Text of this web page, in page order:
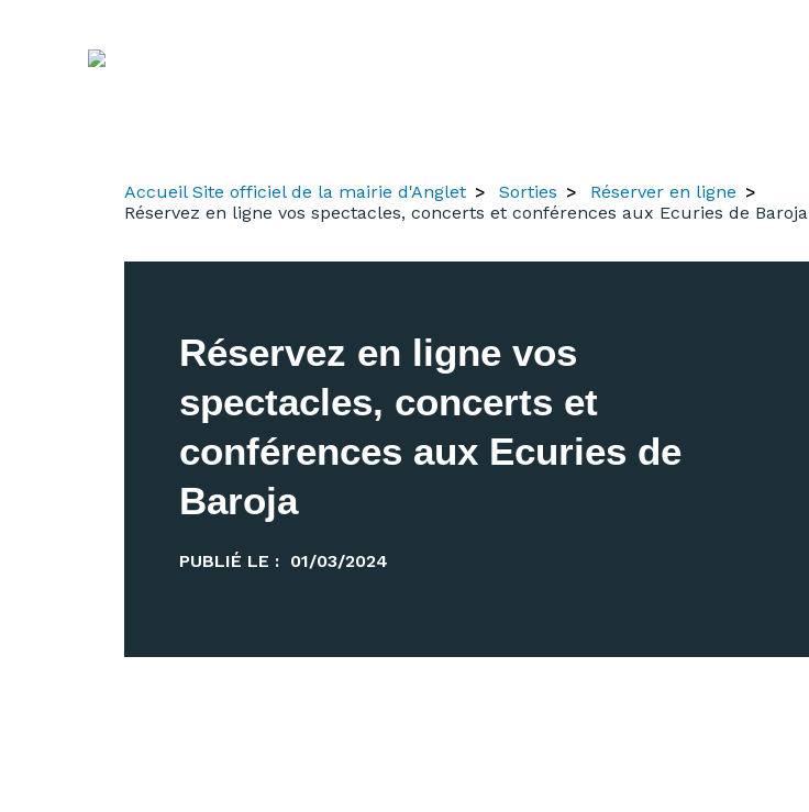
Accueil Site officiel de la mairie d'Anglet Sorties
Réserver en ligne
Réservez en ligne vos spectacles, concerts et conférences aux Ecuries de Baroja
Réservez en ligne vos
spectacles, concerts et
conférences aux Ecuries de
Baroja
PUBLIÉ LE : 01/03/2024